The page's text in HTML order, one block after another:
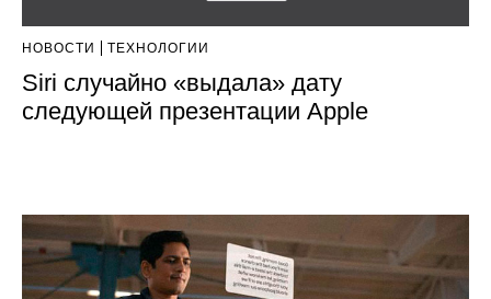
НОВОСТИ ТЕХНОЛОГИИ
Siri случайно «выдала» дату
следующей презентации Apple